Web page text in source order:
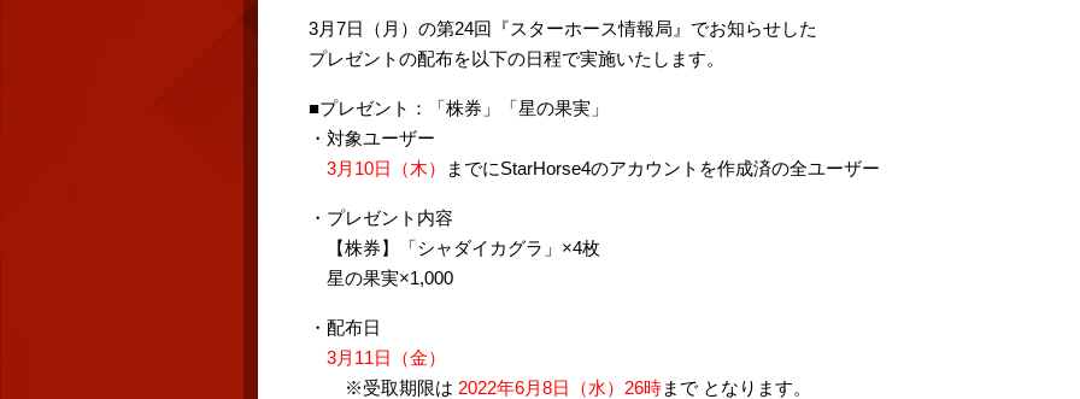
3月7日（月）の第24回『スターホース情報局』でお知らせした
プレゼントの配布を以下の日程で実施いたします。
■プレゼント：「株券」「星の果実」
・対象ユーザー
3月10日（木）
までにStarHorse4のアカウントを作成済の全ユーザー
・プレゼント内容
【株券】「シャダイカグラ」×4枚
星の果実×1,000
・配布日
3月11日（金）
※受取期限は 2022年6月8日（水）26時まで となります。